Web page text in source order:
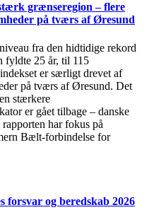
grænseregion – flere
på tværs af Øresund
fra den hidtidige rekord
fyldte 25 år, til 115
er særligt drevet af
på tværs af Øresund. Det
stærkere
er gået tilbage – danske
har fokus på
Bælt-forbindelse for
forsvar og beredskab 2026